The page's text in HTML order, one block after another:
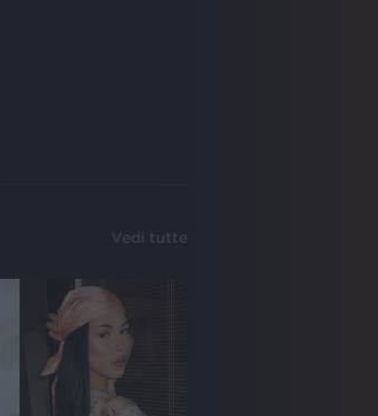
Vedi tutte